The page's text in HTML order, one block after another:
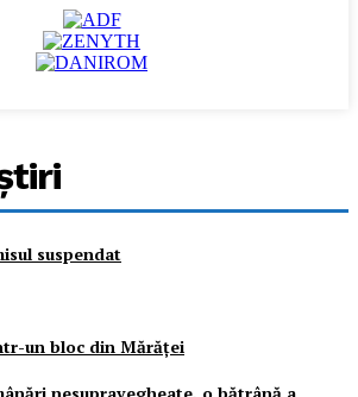
suspendat
un bloc din Mărăţei